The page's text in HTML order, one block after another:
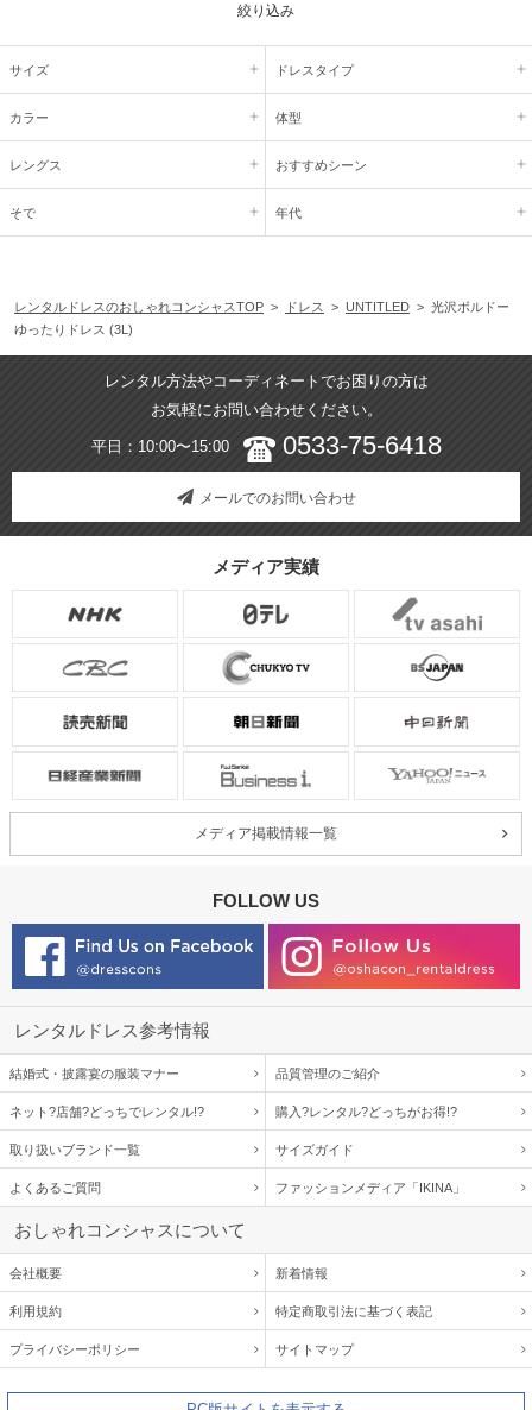
絞り込み
サイズ ドレスタイプ
カラー 体型
レングス おすすめシーン
そで 年代
レンタルドレスのおしゃれコンシャスTOP > ドレス > UNTITLED > 光沢ボルドー
ゆったりドレス (3L)
レンタル方法やコーディネートでお困りの方は
お気軽にお問い合わせください。
平日：10:00〜15:00 0533-75-6418
メールでのお問い合わせ
メディア実績
メディア掲載情報一覧
FOLLOW US
レンタルドレス参考情報
結婚式・披露宴の服装マナー 品質管理のご紹介
ネット?店舗?どっちでレンタル!? 購入?レンタル?どっちがお得!?
取り扱いブランド一覧 サイズガイド
よくあるご質問 ファッションメディア「IKINA」
おしゃれコンシャスについて
会社概要 新着情報
利用規約 特定商取引法に基づく表記
プライバシーポリシー サイトマップ